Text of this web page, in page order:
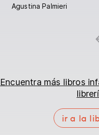
Agustina Palmieri
Encuentra más libros
ir a la